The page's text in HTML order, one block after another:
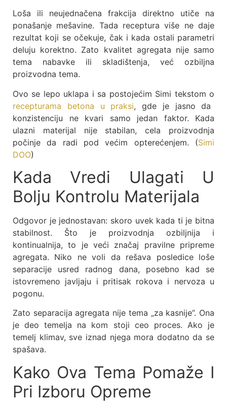
Loša ili neujednačena frakcija direktno utiče na
ponašanje mešavine. Tada receptura više ne daje
rezultat koji se očekuje, čak i kada ostali parametri
deluju korektno. Zato kvalitet agregata nije samo
tema nabavke ili skladištenja, već ozbiljna
proizvodna tema.
Ovo se lepo uklapa i sa postojećim Simi tekstom o
recepturama betona u praksi, gde je jasno da
konzistenciju ne kvari samo jedan faktor. Kada
ulazni materijal nije stabilan, cela proizvodnja
počinje da radi pod većim opterećenjem. (Simi
DOO)
Kada Vredi Ulagati U
Bolju Kontrolu Materijala
Odgovor je jednostavan: skoro uvek kada ti je bitna
stabilnost. Što je proizvodnja ozbiljnija i
kontinualnija, to je veći značaj pravilne pripreme
agregata. Niko ne voli da rešava posledice loše
separacije usred radnog dana, posebno kad se
istovremeno javljaju i pritisak rokova i nervoza u
pogonu.
Zato separacija agregata nije tema „za kasnije”. Ona
je deo temelja na kom stoji ceo proces. Ako je
temelj klimav, sve iznad njega mora dodatno da se
spašava.
Kako Ova Tema Pomaže I
Pri Izboru Opreme